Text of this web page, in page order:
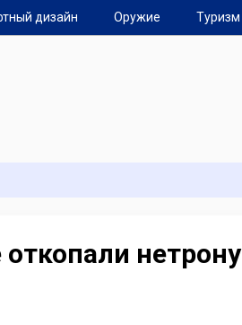
дизайн Оружие Туризм